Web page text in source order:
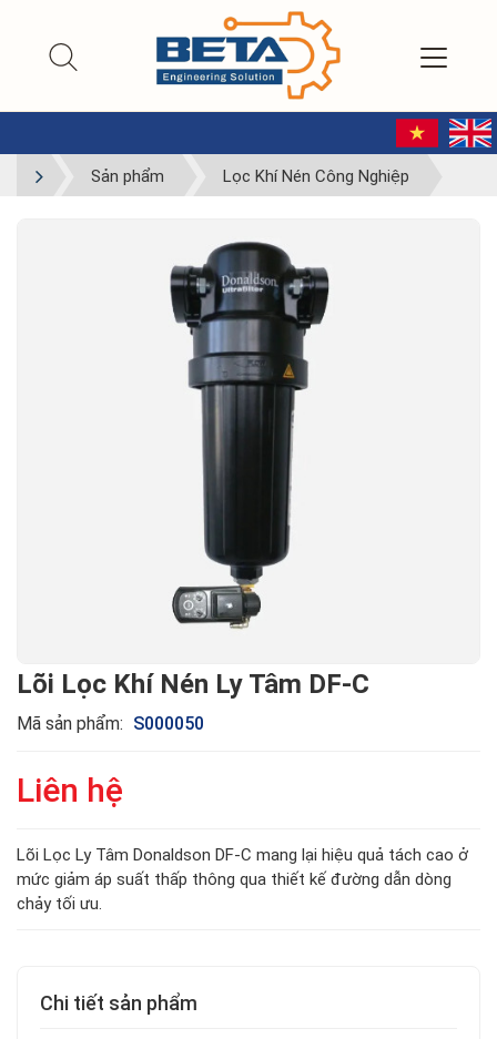
Sản phẩm Lọc Khí Nén Công Nghiệp
Lõi Lọc Khí Nén Ly Tâm DF-C
Mã sản phẩm: S000050
Liên hệ
Lõi Lọc Ly Tâm Donaldson DF-C mang lại hiệu quả tách cao ở
mức giảm áp suất thấp thông qua thiết kế đường dẫn dòng
chảy tối ưu.
Chi tiết sản phẩm